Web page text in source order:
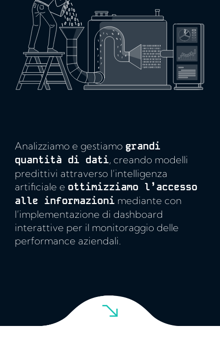
Analizziamo e gestiamo grandi
quantità di dati, creando modelli
predittivi attraverso l’intelligenza
artificiale e ottimizziamo l’accesso
alle informazioni mediante con
l’implementazione di dashboard
interattive per il monitoraggio delle
performance aziendali.